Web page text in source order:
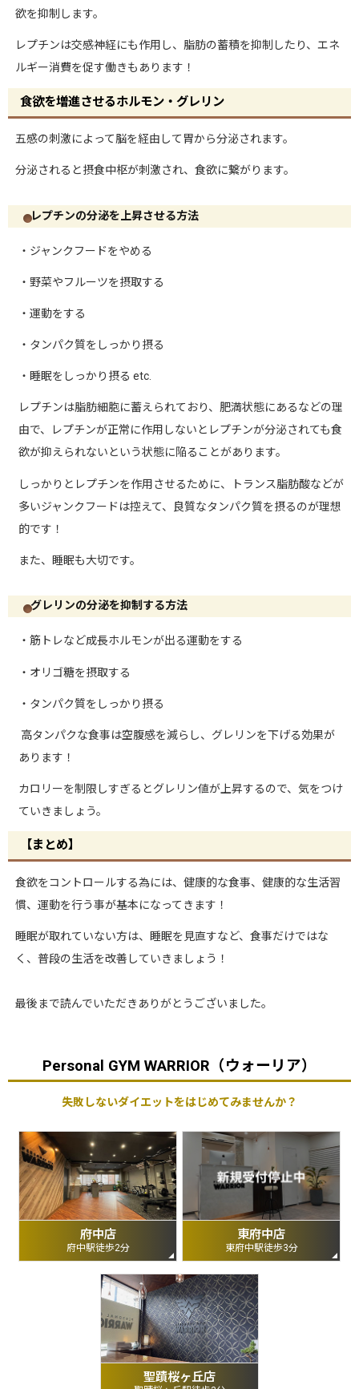
欲を抑制します。
レプチンは交感神経にも作用し、脂肪の蓄積を抑制したり、エネ
ルギー消費を促す働きもあります！
食欲を増進させるホルモン・グレリン
五感の刺激によって脳を経由して胃から分泌されます。
分泌されると摂食中枢が刺激され、食欲に繋がります。
レプチンの分泌を上昇させる方法
・ジャンクフードをやめる
・野菜やフルーツを摂取する
・運動をする
・タンパク質をしっかり摂る
・睡眠をしっかり摂る etc.
レプチンは脂肪細胞に蓄えられており、肥満状態にあるなどの理
由で、レプチンが正常に作用しないとレプチンが分泌されても食
欲が抑えられないという状態に陥ることがあります。
しっかりとレプチンを作用させるために、トランス脂肪酸などが
多いジャンクフードは控えて、良質なタンパク質を摂るのが理想
的です！
また、睡眠も大切です。
グレリンの分泌を抑制する方法
・筋トレなど成長ホルモンが出る運動をする
・オリゴ糖を摂取する
・タンパク質をしっかり摂る
高タンパクな食事は空腹感を減らし、グレリンを下げる効果が
あります！
カロリーを制限しすぎるとグレリン値が上昇するので、気をつけ
ていきましょう。
【まとめ】
食欲をコントロールする為には、健康的な食事、健康的な生活習
慣、運動を行う事が基本になってきます！
睡眠が取れていない方は、睡眠を見直すなど、食事だけではな
く、普段の生活を改善していきましょう！
最後まで読んでいただきありがとうございました。
Personal GYM WARRIOR（ウォーリア）
失敗しないダイエットをはじめてみませんか？
府中店
府中駅徒歩2分
東府中店
東府中駅徒歩3分
聖蹟桜ヶ丘店